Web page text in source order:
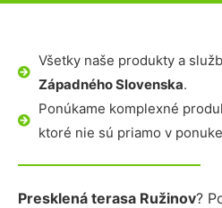
Všetky naše produkty a
Západného Slovenska.
Ponúkame komplexné
ktoré nie sú priamo v
Presklená terasa Ružinov?